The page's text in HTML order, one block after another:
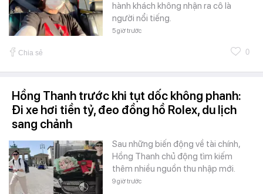
hành khách không nhận ra cô là
người nổi tiếng.
5 giờ trước
Chia sẻ 0
Hồng Thanh trước khi tụt dốc không phanh:
Đi xe hơi tiền tỷ, đeo đồng hồ Rolex, du lịch
sang chảnh
Sau những biến động về tài chính,
Hồng Thanh chủ động tìm kiếm
thêm nhiều nguồn thu nhập mới.
9 giờ trước